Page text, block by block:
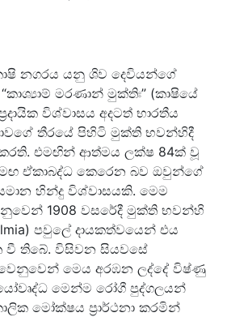
නගරය යනු ශිව දෙවියන්ගේ
මරණාන් මුක්තිඃ” (කාෂියේ
විශ්වාසය අදටත් භාරතීය
තීරයේ පිහිටි මුක්ති භවන්හිදී
කරති. එමඟින් ආත්මය ලක්ෂ 84ක් වූ
ඒකාබද්ධ කෙරෙන බව ඔවුන්ගේ
හින්දු විශ්වාසයකි. මෙම
1908 වසරේදී මුක්ති භවන්හි
පවුලේ දායකත්වයෙන් එය
වී තිබේ. විසිවන සියවසේ
වෙනුවෙන් මෙය අරඹන ලද්දේ විෂ්ණු
මෙන්ම රෝගී පුද්ගලයන්
මෝක්ෂය ප්‍රාර්ථනා කරමින්